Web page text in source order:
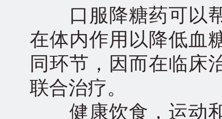
口服降糖药可以帮
在体内作用以降低血
同环节，因而在临床
联合治疗。
健康饮食，运动和